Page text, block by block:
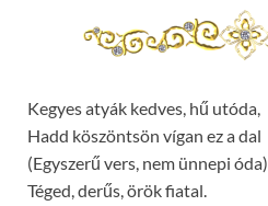
Kegyes atyák kedves, hű utóda,
Hadd köszöntsön vígan ez a dal
(Egyszerű vers, nem ünnepi óda)
Téged, derűs, örök fiatal.